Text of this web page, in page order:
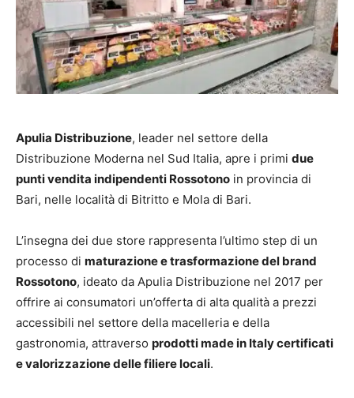
Apulia Distribuzione, leader nel settore della
Distribuzione Moderna nel Sud Italia, apre i primi due
punti vendita indipendenti Rossotono in provincia di
Bari, nelle località di Bitritto e Mola di Bari.
L’insegna dei due store rappresenta l’ultimo step di un
processo di maturazione e trasformazione del brand
Rossotono, ideato da Apulia Distribuzione nel 2017 per
offrire ai consumatori un’offerta di alta qualità a prezzi
accessibili nel settore della macelleria e della
gastronomia, attraverso prodotti made in Italy certificati
e valorizzazione delle filiere locali.